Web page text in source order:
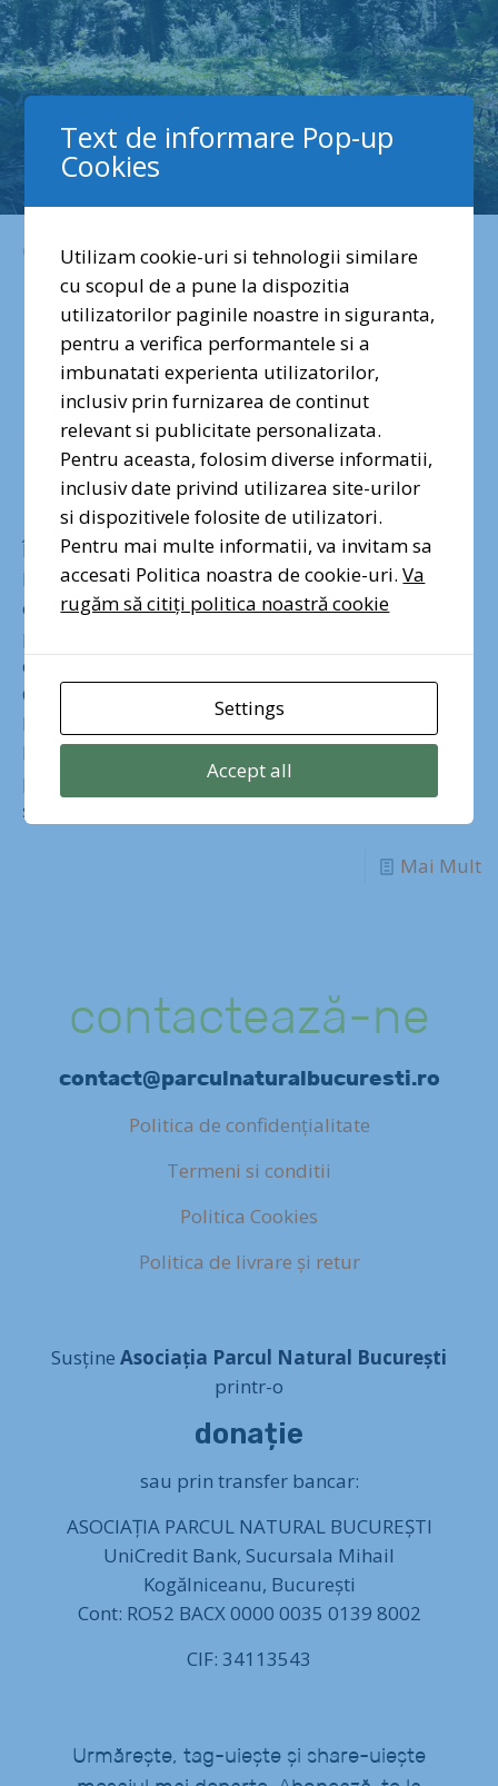
iulie 12, 2022
Plimbare în Pădurea
Băneasa, viitoare
arie naturală
urbană protejată
În prima parte a lunii iulie am făcut o plimbare în
Pădurea Băneasa, una dintre zonele din București
care merită să devină arie naturală urbană
protejată. Deși este de departe cea mai circulate
dintre zonele vizate, ni s-a părut și cea mai curată.
Cel puțin în zona vizitată de noi (nu de alta, dar
Pădurea Băneasa are aproximativ 1.300 de
hectare) am văzut mulți oameni care alergau, își
plimbau câinii sau pur și simplu, admirau natura,
și foarte puține gunoaie.
Mai Mult
contactează-ne
contact@parculnaturalbucuresti.ro
Politica de confidențialitate
Termeni si conditii
Politica Cookies
Politica de livrare și retur
Susține Asociația Parcul Natural București
printr-o
donație
sau prin transfer bancar:
ASOCIAȚIA PARCUL NATURAL BUCUREȘTI
UniCredit Bank, Sucursala Mihail
Kogălniceanu, București
Cont: RO52 BACX 0000 0035 0139 8002
CIF: 34113543
Urmărește, tag-uiește și share-uiește
Text de informare Pop-up
Cookies
Utilizam cookie-uri si tehnologii similare
cu scopul de a pune la dispozitia
utilizatorilor paginile noastre in siguranta,
pentru a verifica performantele si a
imbunatati experienta utilizatorilor,
inclusiv prin furnizarea de continut
relevant si publicitate personalizata.
Pentru aceasta, folosim diverse informatii,
inclusiv date privind utilizarea site-urilor
si dispozitivele folosite de utilizatori.
Pentru mai multe informatii, va invitam sa
accesati Politica noastra de cookie-uri.Va
rugăm să citiți politica noastră cookie
Settings
Accept all